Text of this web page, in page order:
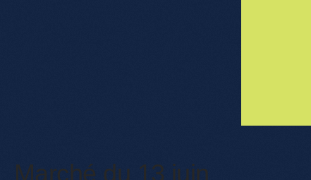
Marché du 13 juin